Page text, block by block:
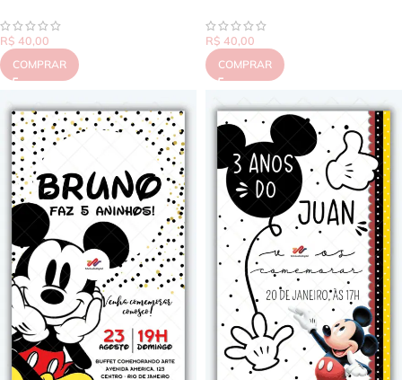
R$ 40,00
COMPRAR
R$ 40,00
COMPRAR